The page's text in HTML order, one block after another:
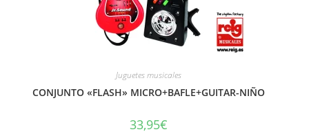
Juguetes musicales
CONJUNTO «FLASH» MICRO+BAFLE+GUITAR-NIÑO
33,95€